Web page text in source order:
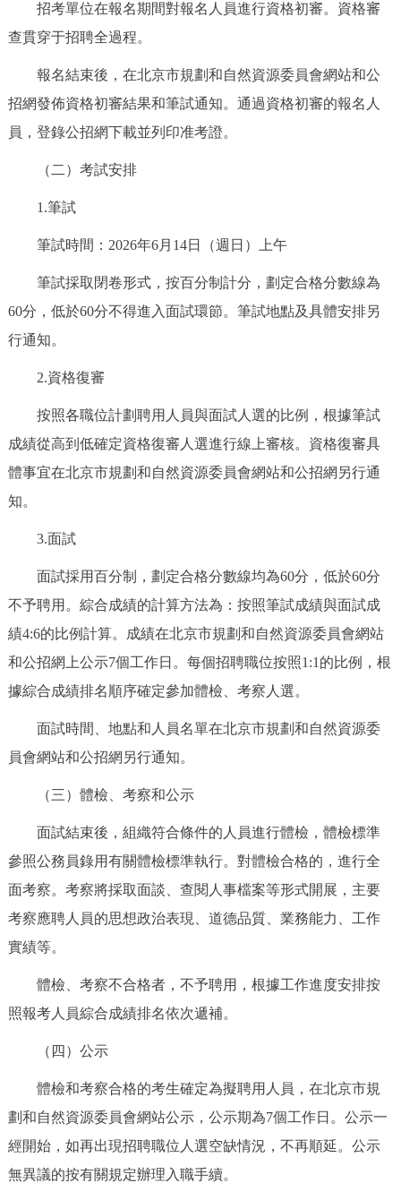
招考單位在報名期間對報名人員進行資格初審。資格審
查貫穿于招聘全過程。
報名結束後，在北京市規劃和自然資源委員會網站和公
招網發佈資格初審結果和筆試通知。通過資格初審的報名人
員，登錄公招網下載並列印准考證。
（二）考試安排
1.筆試
筆試時間：2026年6月14日（週日）上午
筆試採取閉卷形式，按百分制計分，劃定合格分數線為
60分，低於60分不得進入面試環節。筆試地點及具體安排另
行通知。
2.資格復審
按照各職位計劃聘用人員與面試人選的比例，根據筆試
成績從高到低確定資格復審人選進行線上審核。資格復審具
體事宜在北京市規劃和自然資源委員會網站和公招網另行通
知。
3.面試
面試採用百分制，劃定合格分數線均為60分，低於60分
不予聘用。綜合成績的計算方法為：按照筆試成績與面試成
績4:6的比例計算。成績在北京市規劃和自然資源委員會網站
和公招網上公示7個工作日。每個招聘職位按照1:1的比例，根
據綜合成績排名順序確定參加體檢、考察人選。
面試時間、地點和人員名單在北京市規劃和自然資源委
員會網站和公招網另行通知。
（三）體檢、考察和公示
面試結束後，組織符合條件的人員進行體檢，體檢標準
參照公務員錄用有關體檢標準執行。對體檢合格的，進行全
面考察。考察將採取面談、查閱人事檔案等形式開展，主要
考察應聘人員的思想政治表現、道德品質、業務能力、工作
實績等。
體檢、考察不合格者，不予聘用，根據工作進度安排按
照報考人員綜合成績排名依次遞補。
（四）公示
體檢和考察合格的考生確定為擬聘用人員，在北京市規
劃和自然資源委員會網站公示，公示期為7個工作日。公示一
經開始，如再出現招聘職位人選空缺情況，不再順延。公示
無異議的按有關規定辦理入職手續。